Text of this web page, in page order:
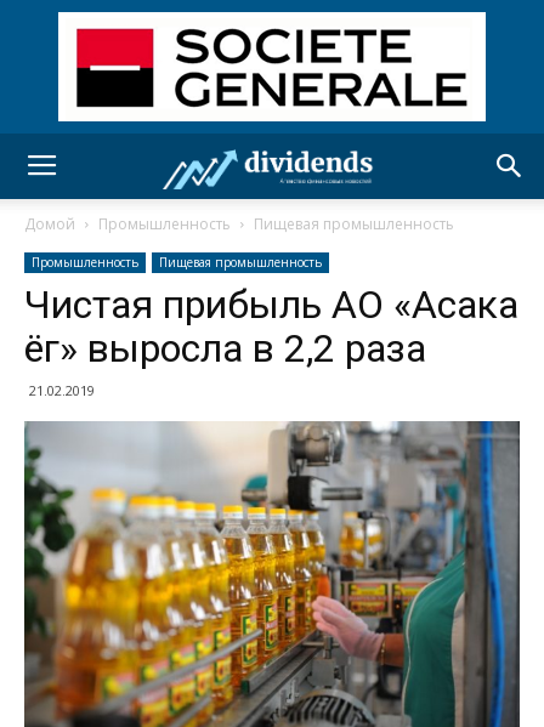
Домой Промышленность Пищевая промышленность
Промышленность Пищевая промышленность
Чистая прибыль АО «Асака
ёг» выросла в 2,2 раза
21.02.2019